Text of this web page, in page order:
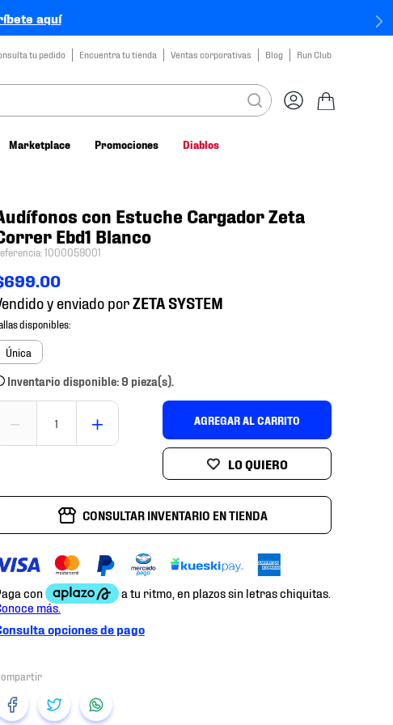
aquí
tu pedido Encuentra tu tienda Ventas corporativas Blog Run Club
Marketplace Promociones Diablos
con Estuche Cargador Zeta
Ebd1 Blanco
:1000059001
699.00
y enviado por
Única
Inventario disponible: 9 pieza(s).
＋
－ AGREGAR AL CARRITO
CONSULTAR INVENTARIO EN TIENDA
opciones de pago